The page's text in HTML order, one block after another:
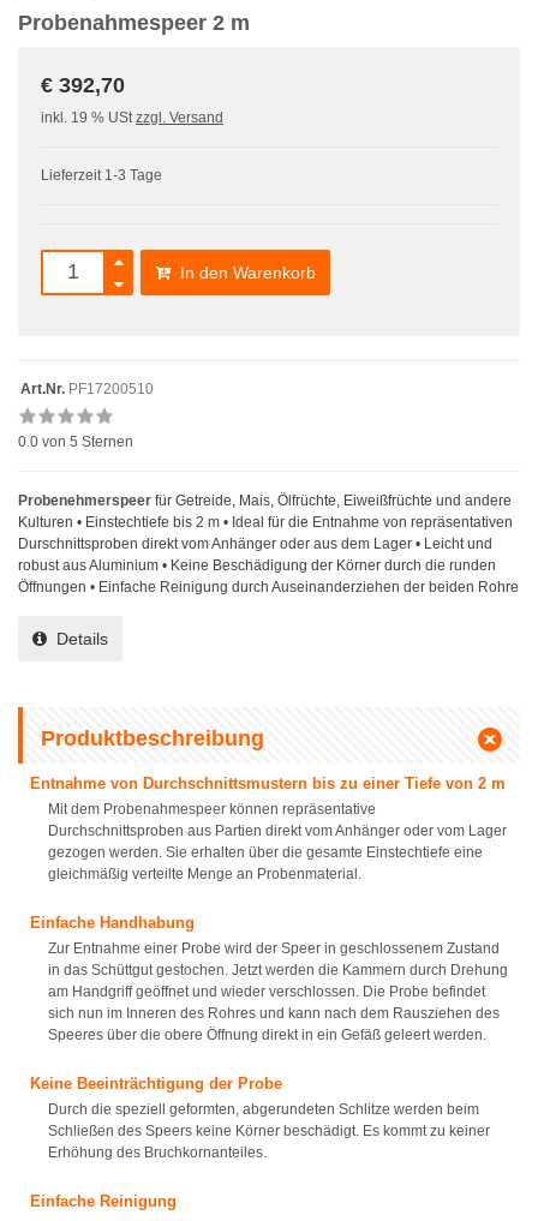
Probenahmespeer 2 m
€ 392,70
inkl. 19 % USt zzgl. Versand
Lieferzeit 1-3 Tage
In den Warenkorb
Art.Nr. PF17200510
0.0 von 5 Sternen
Probenehmerspeer für Getreide, Mais, Ölfrüchte, Eiweißfrüchte und andere
Kulturen • Einstechtiefe bis 2 m • Ideal für die Entnahme von repräsentativen
Durschnittsproben direkt vom Anhänger oder aus dem Lager • Leicht und
robust aus Aluminium • Keine Beschädigung der Körner durch die runden
Öffnungen • Einfache Reinigung durch Auseinanderziehen der beiden Rohre
Details
Produktbeschreibung
Entnahme von Durchschnittsmustern bis zu einer Tiefe von 2 m
Mit dem Probenahmespeer können repräsentative
Durchschnittsproben aus Partien direkt vom Anhänger oder vom Lager
gezogen werden. Sie erhalten über die gesamte Einstechtiefe eine
gleichmäßig verteilte Menge an Probenmaterial.
Einfache Handhabung
Zur Entnahme einer Probe wird der Speer in geschlossenem Zustand
in das Schüttgut gestochen. Jetzt werden die Kammern durch Drehung
am Handgriff geöffnet und wieder verschlossen. Die Probe befindet
sich nun im Inneren des Rohres und kann nach dem Rausziehen des
Speeres über die obere Öffnung direkt in ein Gefäß geleert werden.
Keine Beeinträchtigung der Probe
Durch die speziell geformten, abgerundeten Schlitze werden beim
Schließen des Speers keine Körner beschädigt. Es kommt zu keiner
Erhöhung des Bruchkornanteiles.
Einfache Reinigung